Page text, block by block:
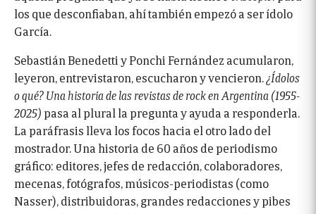
los que desconfiaban, ahí también empezó a ser ídolo
García.
Sebastián Benedetti y Ponchi Fernández acumularon,
leyeron, entrevistaron, escucharon y vencieron. ¿Ídolos
o qué? Una historia de las revistas de rock en Argentina (1955-
2025)pasa al plural la pregunta y ayuda a responderla.
La paráfrasis lleva los focos hacia el otro lado del
mostrador. Una historia de 60 años de periodismo
gráfico: editores, jefes de redacción, colaboradores,
mecenas, fotógrafos, músicos-periodistas (como
Nasser), distribuidoras, grandes redacciones y pibes